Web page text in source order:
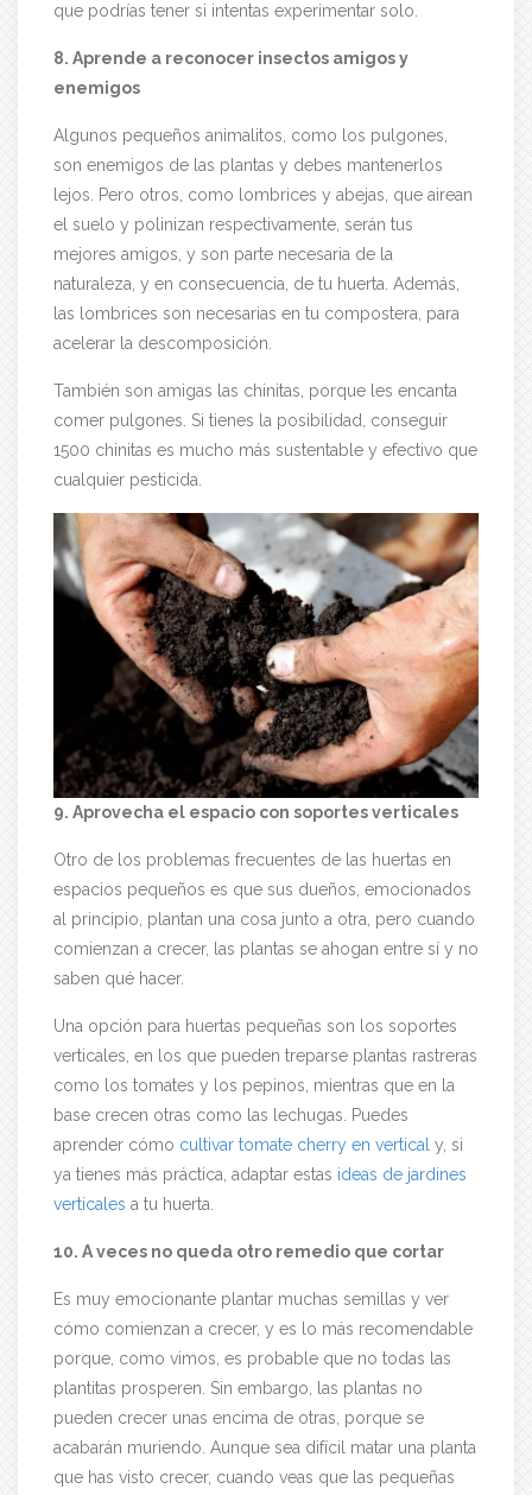
que podrías tener si intentas experimentar solo.
8. Aprende a reconocer insectos amigos y
enemigos
Algunos pequeños animalitos, como los pulgones,
son enemigos de las plantas y debes mantenerlos
lejos. Pero otros, como lombrices y abejas, que airean
el suelo y polinizan respectivamente, serán tus
mejores amigos, y son parte necesaria de la
naturaleza, y en consecuencia, de tu huerta. Además,
las lombrices son necesarias en tu compostera, para
acelerar la descomposición.
También son amigas las chinitas, porque les encanta
comer pulgones. Si tienes la posibilidad, conseguir
1500 chinitas es mucho más sustentable y efectivo que
cualquier pesticida.
9. Aprovecha el espacio con soportes verticales
Otro de los problemas frecuentes de las huertas en
espacios pequeños es que sus dueños, emocionados
al principio, plantan una cosa junto a otra, pero cuando
comienzan a crecer, las plantas se ahogan entre sí y no
saben qué hacer.
Una opción para huertas pequeñas son los soportes
verticales, en los que pueden treparse plantas rastreras
como los tomates y los pepinos, mientras que en la
base crecen otras como las lechugas. Puedes
aprender cómo cultivar tomate cherry en vertical y, si
ya tienes más práctica, adaptar estas ideas de jardines
verticales a tu huerta.
10. A veces no queda otro remedio que cortar
Es muy emocionante plantar muchas semillas y ver
cómo comienzan a crecer, y es lo más recomendable
porque, como vimos, es probable que no todas las
plantitas prosperen. Sin embargo, las plantas no
pueden crecer unas encima de otras, porque se
acabarán muriendo. Aunque sea difícil matar una planta
que has visto crecer, cuando veas que las pequeñas